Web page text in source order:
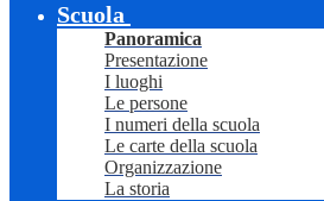
Scuola
Panoramica
Presentazione
I luoghi
Le persone
I numeri della scuola
Le carte della scuola
Organizzazione
La storia